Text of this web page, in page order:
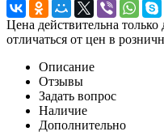
Цена действительна
отличаться от цен в
Описание
Отзывы
Задать вопрос
Наличие
Дополнительно